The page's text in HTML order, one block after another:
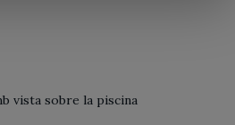
vista sobre la piscina